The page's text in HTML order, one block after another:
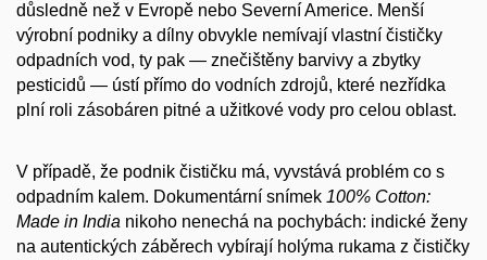
důsledně než v Evropě nebo Severní Americe. Menší
výrobní podniky a dílny obvykle nemívají vlastní čističky
odpadních vod, ty pak — znečištěny barvivy a zbytky
pesticidů — ústí přímo do vodních zdrojů, které nezřídka
plní roli zásobáren pitné a užitkové vody pro celou oblast.
V případě, že podnik čističku má, vyvstává problém co s
odpadním kalem. Dokumentární snímek 100% Cotton:
Made in India nikoho nenechá na pochybách: indické ženy
na autentických záběrech vybírají holýma rukama z čističky